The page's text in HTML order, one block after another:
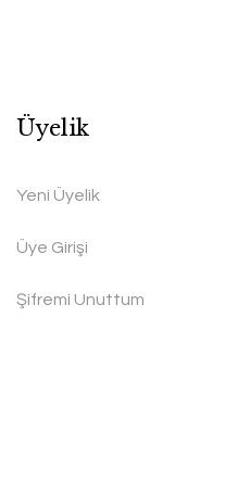
Üyelik
Yeni Üyelik
Üye Girişi
Şifremi Unuttum